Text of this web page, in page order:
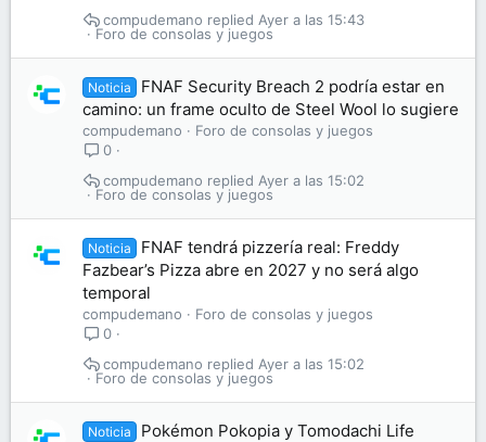
Foro de consolas y juegos
Ayer a las 15:43
compudemano
Noticia
FNAF Security Breach 2 podría estar en
camino: un frame oculto de Steel Wool lo sugiere
compudemano
Foro de consolas y juegos
0
Foro de consolas y juegos
Ayer a las 15:02
compudemano
Noticia
FNAF tendrá pizzería real: Freddy
Fazbear’s Pizza abre en 2027 y no será algo
temporal
compudemano
Foro de consolas y juegos
0
Foro de consolas y juegos
Ayer a las 15:02
compudemano
Noticia
Pokémon Pokopia y Tomodachi Life